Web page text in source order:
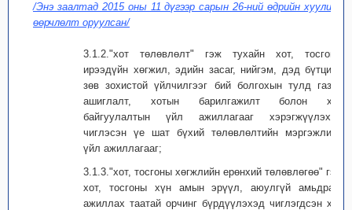
/Энэ заалтад 2015 оны 11 дүгээр сарын 26-ний өдрийн хуулиар
өөрчлөлт оруулсан/
3.1.2."хот төлөвлөлт" гэж тухайн хот, тосгоны
ирээдүйн хөгжил, эдийн засаг, нийгэм, дэд бүтцийн
зөв зохистой үйлчилгээг бий болгохын тулд газар
ашиглалт, хотын барилгажилт болон хот
байгуулалтын үйл ажиллагааг хэрэгжүүлэхэд
чиглэсэн үе шат бүхий төлөвлөлтийн мэргэжлийн
үйл ажиллагааг;
3.1.3."хот, тосгоны хөгжлийн ерөнхий төлөвлөгөө" гэж
хот, тосгоны хүн амын эрүүл, аюулгүй амьдрах,
ажиллах таатай орчинг бүрдүүлэхэд чиглэгдсэн хот